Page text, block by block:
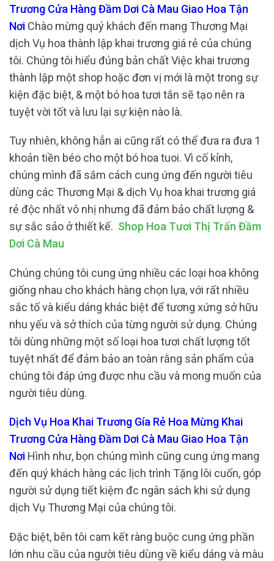
Trương Cửa Hàng Đầm Dơi Cà Mau Giao Hoa Tận
Nơi Chào mừng quý khách đến mang Thương Mại
dịch Vụ hoa thành lập khai trương giá rẻ của chúng
tôi. Chúng tôi hiểu đúng bản chất Việc khai trương
thành lập một shop hoặc đơn vị mới là một trong sự
kiện đặc biệt, & một bó hoa tươi tắn sẽ tạo nên ra
tuyệt vời tốt và lưu lại sự kiện nào là.
Tuy nhiên, không hẳn ai cũng rất có thể đưa ra đưa 1
khoản tiền béo cho một bó hoa tuoi. Vì cố kỉnh,
chúng mình đã sắm cách cung ứng đến người tiêu
dùng các Thương Mại & dịch Vụ hoa khai trương giá
rẻ độc nhất vô nhị nhưng đã đảm bảo chất lượng &
sự sắc sảo ở thiết kế. Shop Hoa Tươi Thị Trấn Đầm
Dơi Cà Mau
Chúng chúng tôi cung ứng nhiều các loại hoa không
giống nhau cho khách hàng chọn lựa, với rất nhiều
sắc tố và kiểu dáng khác biệt để tương xứng sở hữu
nhu yếu và sở thích của từng người sử dụng. Chúng
tôi dùng những một số loại hoa tươi chất lượng tốt
tuyệt nhất để đảm bảo an toàn rằng sản phẩm của
chúng tôi đáp ứng được nhu cầu và mong muốn của
người tiêu dùng.
Dịch Vụ Hoa Khai Trương Gía Rẻ Hoa Mừng Khai
Trương Cửa Hàng Đầm Dơi Cà Mau Giao Hoa Tận
Nơi Hình như, bọn chúng mình cũng cung ứng mang
đến quý khách hàng các lịch trình Tặng lôi cuốn, góp
người sử dụng tiết kiệm đc ngân sách khi sử dụng
dịch Vụ Thương Mại của chúng tôi.
Đặc biệt, bên tôi cam kết ràng buộc cung ứng phần
lớn nhu cầu của người tiêu dùng về kiểu dáng và màu